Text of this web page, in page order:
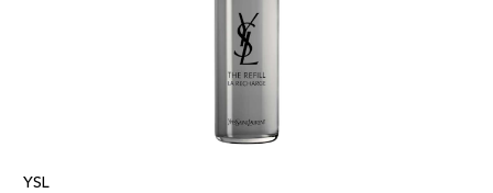
YSL